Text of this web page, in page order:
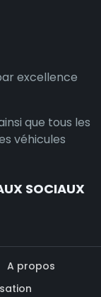
excellence
que tous les
véhicules
SOCIAUX
A propos